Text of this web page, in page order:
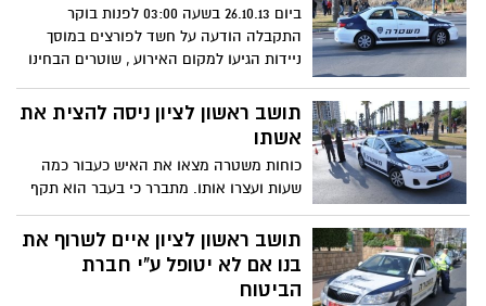
ביום 26.10.13 בשעה 03:00 לפנות בוקר
התקבלה הודעה על חשד לפורצים במוסך
ניידות הגיעו למקום האירוע , שוטרים הבחינו
שבורה כאשר הוא מחזיק בידו מחשב.
תושב ראשון לציון ניסה להצית את
אשתו
כוחות משטרה מצאו את האיש כעבור כמה
שעות ועצרו אותו. מתברר כי בעבר הוא תקף
את אשתו בצורה קשה ונעצר. ואולם האשה
התחננה לשחרר אותו ולא להעמידו לדין.
תושב ראשון לציון איים לשרוף את
בנו אם לא יטופל ע"י חברת
הביטוח